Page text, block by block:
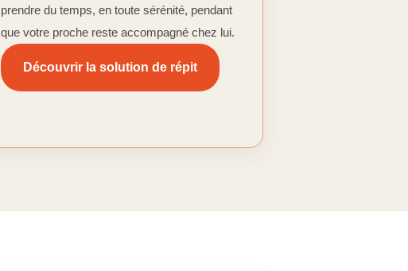
prendre du temps, en toute sérénité, pendant
que votre proche reste accompagné chez lui.
Découvrir la solution de répit